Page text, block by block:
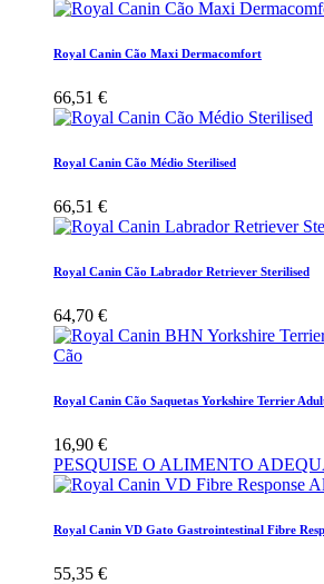
Royal Canin Cão Maxi Dermacomfort
66,51 €
Royal Canin Cão Médio Sterilised
66,51 €
Royal Canin Cão Labrador Retriever Sterilised
64,70 €
Royal Canin Cão Saquetas Yorkshire Terrier
16,90 €
PESQUISE O ALIMENTO
Royal Canin VD Gato Gastrointestinal Fibre
55,35 €